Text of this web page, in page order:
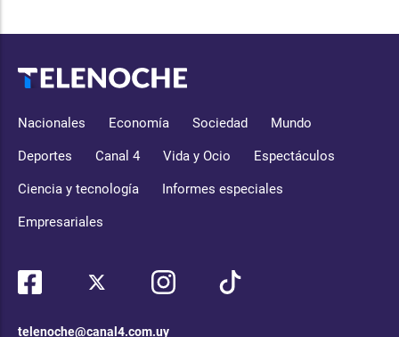
Nacionales Economía Sociedad Mundo
Deportes Canal 4 Vida y Ocio Espectáculos
Ciencia y tecnología Informes especiales
Empresariales
telenoche@canal4.com.uy